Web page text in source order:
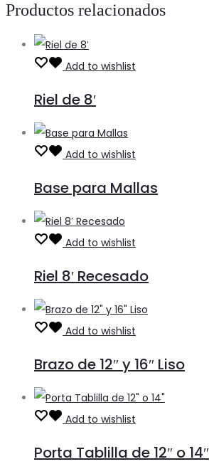
Productos relacionados
Add to wishlist
Riel de 8′
Add to wishlist
Base para Mallas
Add to wishlist
Riel 8′ Recesado
Add to wishlist
Brazo de 12″ y 16″ Liso
Add to wishlist
Porta Tablilla de 12″ o 14″